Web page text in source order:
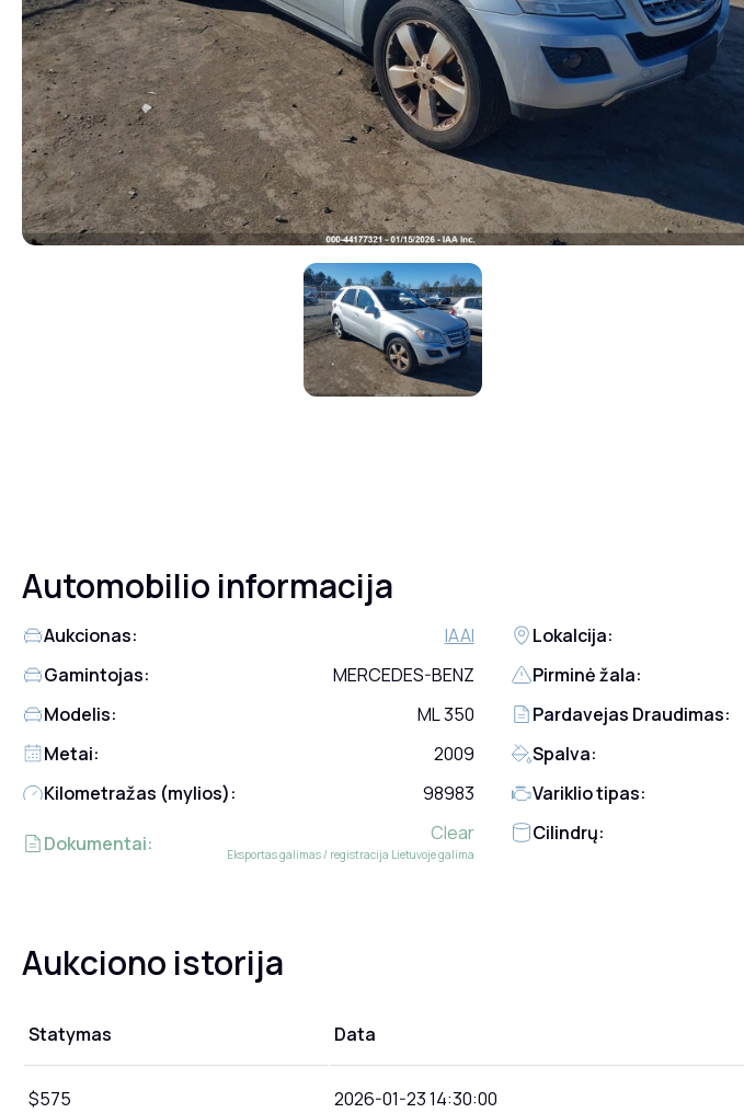
Automobilio informacija
Aukcionas:
IAAI
Gamintojas:
MERCEDES-BENZ
Modelis:
ML 350
Metai:
2009
Kilometražas (mylios):
98983
Dokumentai: Clear
Eksportas galimas / registracija Lietuvoje galima
Lokalcija:
Pirminė žala:
Pardavejas Draudimas:
Spalva:
Variklio tipas:
Cilindrų:
Aukciono istorija
Statymas Data
$575 2026-01-23 14:30:00